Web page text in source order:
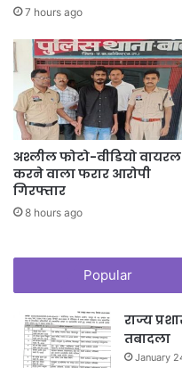
7 hours ago
अश्लील फोटो-वीडियो वायरल
करने वाला फरार आरोपी
गिरफ्तार
8 hours ago
Popular
राज्य
तबादला
January